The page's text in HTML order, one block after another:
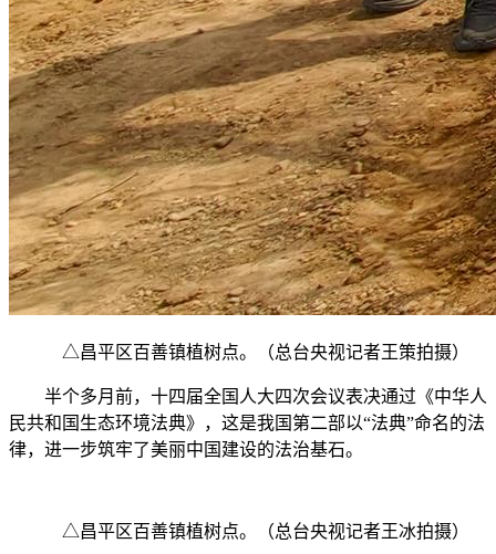
△昌平区百善镇植树点。（总台央视记者王策拍摄）
半个多月前，十四届全国人大四次会议表决通过《中华人
民共和国生态环境法典》，这是我国第二部以“法典”命名的法
律，进一步筑牢了美丽中国建设的法治基石。
△昌平区百善镇植树点。（总台央视记者王冰拍摄）